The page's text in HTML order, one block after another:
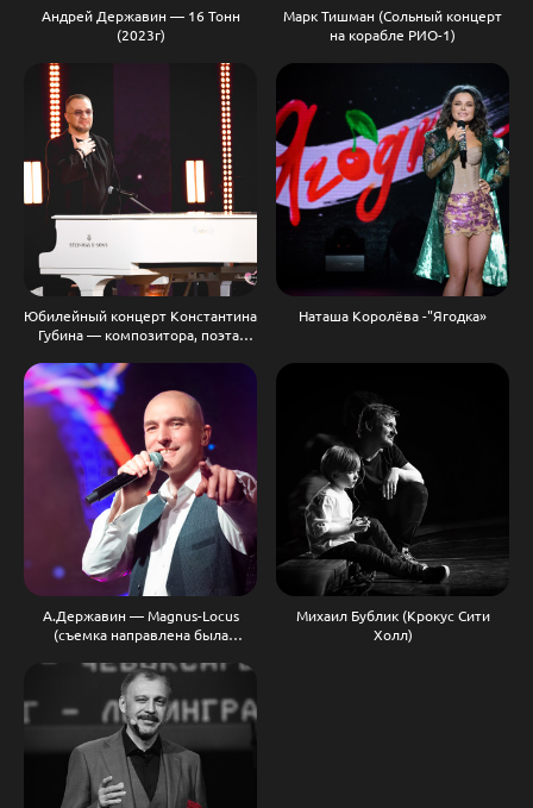
Андрей Державин — 16 Тонн
(2023г)
Марк Тишман (Сольный концерт
на корабле РИО-1)
Юбилейный концерт Константина
Губина — композитора, поэта-
Наташа Королёва -"Ягодка»
А.Державин — Magnus-Locus
(съемка направлена была
Михаил Бублик (Крокус Сити
Холл)